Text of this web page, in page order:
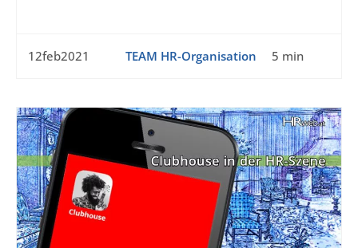
12feb2021 TEAM HR-Organisation 5 min